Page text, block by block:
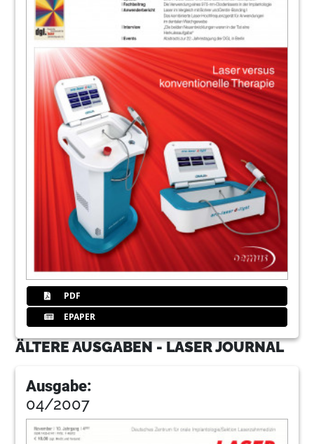
PDF
EPAPER
ÄLTERE AUSGABEN - LASER JOURNAL
Ausgabe:
04/2007